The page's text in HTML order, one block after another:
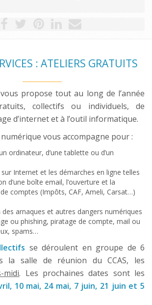
: ATELIERS GRATUITS
vous propose tout au long de l’année
collectifs ou individuels, de
d’internet et à l’outil informatique.
vous accompagne pour :
ordinateur, d’une tablette ou d’un
Internet et les démarches en ligne telles
d’une boîte email, l’ouverture et la
comptes (Impôts, CAF, Ameli, Carsat…)
arnaques et autres dangers numériques
ou phishing, piratage de compte, mail ou
spams…
se déroulent en groupe de 6
la salle de réunion du CCAS, les
midi. Les prochaines dates sont les
10 mai, 24 mai, 7 juin, 21 juin et 5